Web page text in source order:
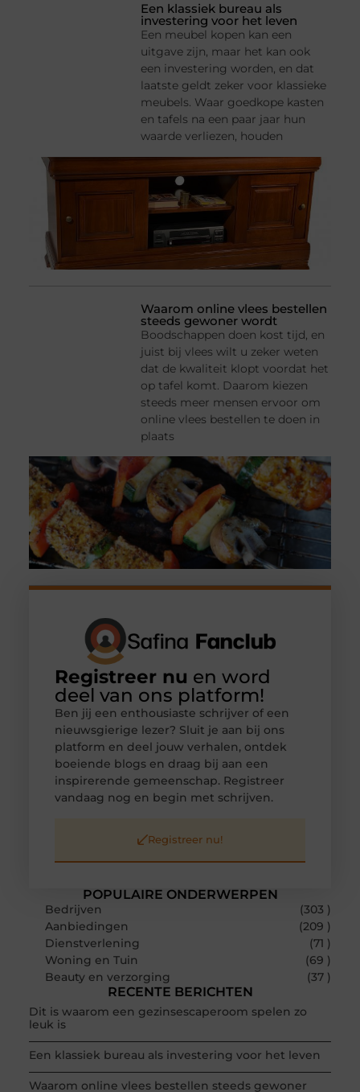
Een klassiek bureau als
investering voor het leven
Een meubel kopen kan een
uitgave zijn, maar het kan ook
een investering worden, en dat
laatste geldt zeker voor klassieke
meubels. Waar goedkope kasten
en tafels na een paar jaar hun
waarde verliezen, houden
Waarom online vlees bestellen
steeds gewoner wordt
Boodschappen doen kost tijd, en
juist bij vlees wilt u zeker weten
dat de kwaliteit klopt voordat het
op tafel komt. Daarom kiezen
steeds meer mensen ervoor om
online vlees bestellen te doen in
plaats
POPULAIRE ONDERWERPEN
Bedrijven
(303 )
Aanbiedingen
(209 )
Dienstverlening
(71 )
Woning en Tuin
(69 )
Beauty en verzorging
(37 )
RECENTE BERICHTEN
Dit is waarom een gezinsescaperoom spelen zo
leuk is
Een klassiek bureau als investering voor het leven
Waarom online vlees bestellen steeds gewoner
Registreer nu en word
deel van ons platform!
Ben jij een enthousiaste schrijver of een
nieuwsgierige lezer? Sluit je aan bij ons
platform en deel jouw verhalen, ontdek
boeiende blogs en draag bij aan een
inspirerende gemeenschap. Registreer
vandaag nog en begin met schrijven.
Registreer nu!